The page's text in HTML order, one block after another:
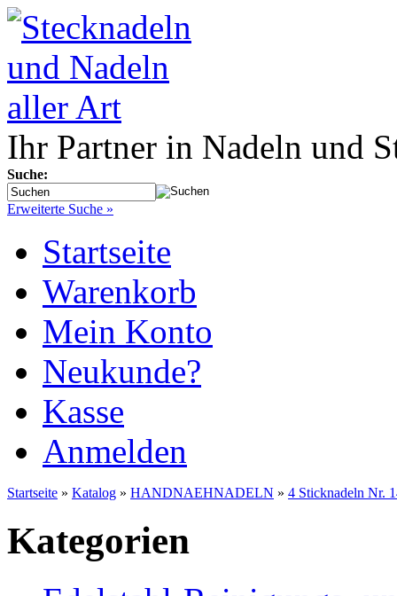
Ihr Partner in Nadeln und
Suche:
Erweiterte Suche »
Startseite
Warenkorb
Mein Konto
Neukunde?
Kasse
Anmelden
Startseite » Katalog » HANDNAEHNADELN » 4 Sticknadeln Nr.
Kategorien